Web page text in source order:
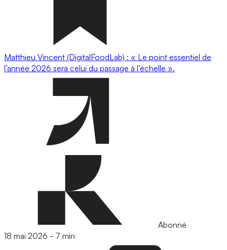
Matthieu Vincent (DigitalFoodLab) : « Le point essentiel de
l’année 2026 sera celui du passage à l’échelle ».
Abonné
18 mai 2026 - 7 min